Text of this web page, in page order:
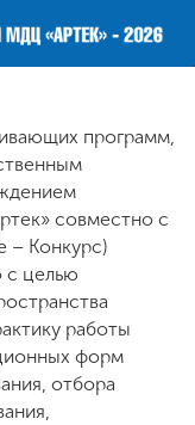
программ,
совместно с
– Конкурс)
с целью
работы
форм
отбора